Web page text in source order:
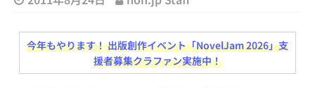
今年もやります！ 出版創作イベント「NovelJam 2026」支
援者募集クラファン実施中！